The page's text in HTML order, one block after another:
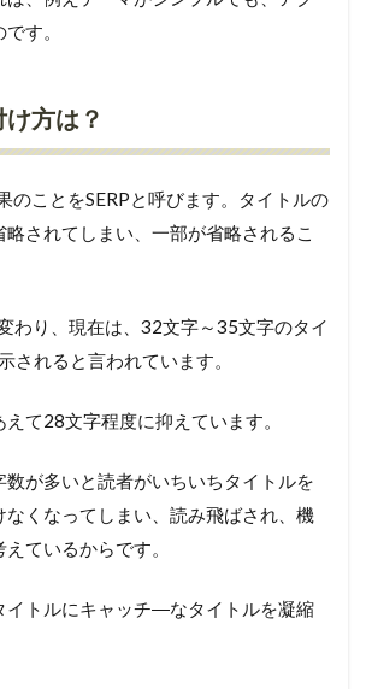
す。
方は？
のことをSERPと呼びます。タイトルの
されてしまい、一部が省略されるこ
わり、現在は、32文字～35文字のタイ
されると言われています。
て28文字程度に抑えています。
数が多いと読者がいちいちタイトルを
なくなってしまい、読み飛ばされ、機
ているからです。
イトルにキャッチ―なタイトルを凝縮